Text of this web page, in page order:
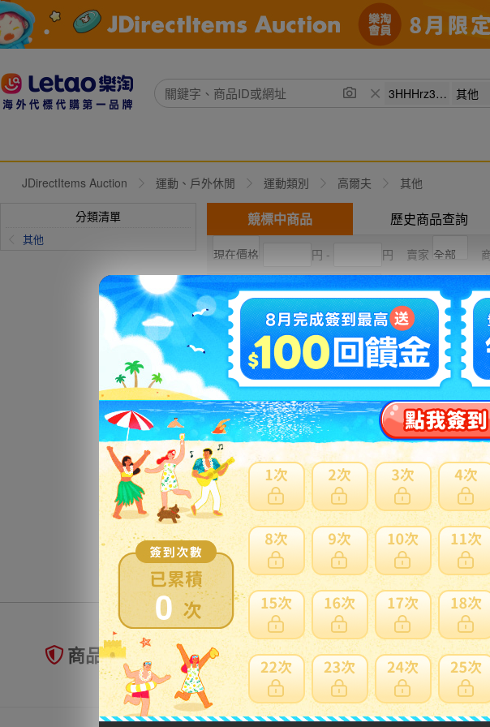
0
JDirectItems Auction 運動、戶外休閒 運動類別 高爾夫 其他
分類清單
其他
競標中商品 歷史商品查詢
円 - 円 賣家
現在出價 直購價 競標高到低
商品未到貨全額理賠 賣家寄錯全額處